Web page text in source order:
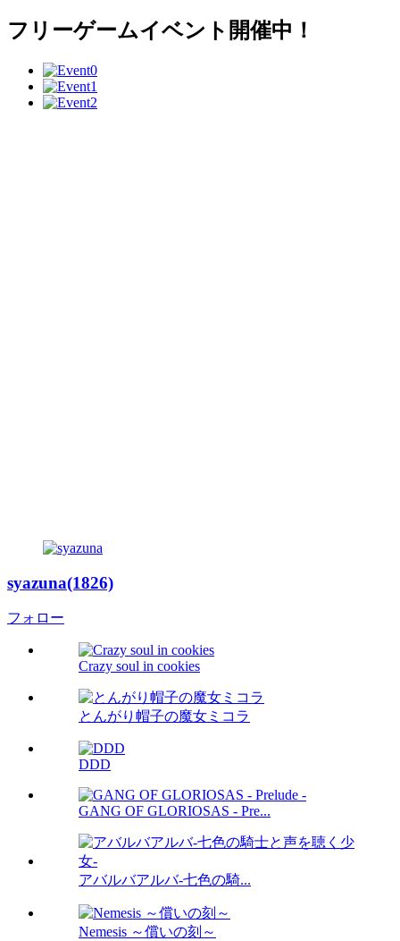
フリーゲームイベント開催中！
syazuna(1826)
フォロー
Crazy soul in cookies
とんがり帽子の魔女ミコラ
DDD
GANG OF GLORIOSAS - Pre...
アバルバアルバ-七色の騎...
Nemesis ～償いの刻～